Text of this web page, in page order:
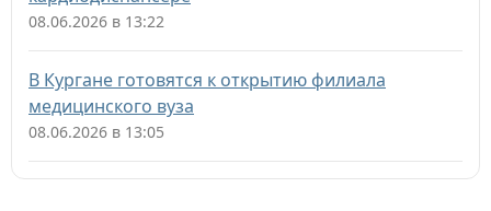
08.06.2026 в 13:22
В Кургане готовятся к открытию филиала
медицинского вуза
08.06.2026 в 13:05